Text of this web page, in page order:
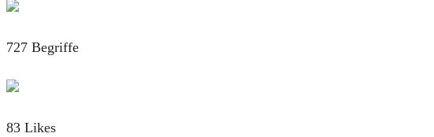
727 Begriffe
83 Likes